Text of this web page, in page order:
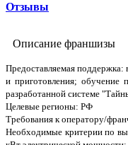
Отзывы
Описание франшизы
Предоставляемая поддержка:
и приготовления;
разработанной системе
Целевые регионы: РФ
Требования к оператору/
Необходимые критерии по